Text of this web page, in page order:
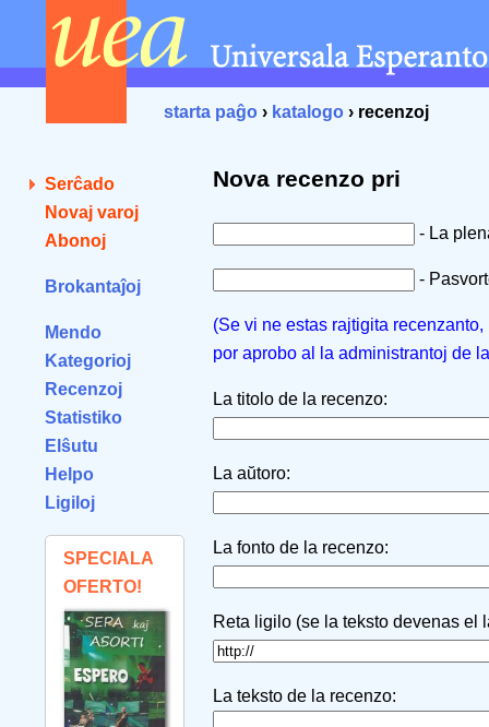
starta paĝo › katalogo › recenzoj
Serĉado
Novaj varoj
Abonoj
Brokantaĵoj
Mendo
Kategorioj
Recenzoj
Statistiko
Elŝutu
Helpo
Ligiloj
SPECIALA
OFERTO!
Nova recenzo pri
- La
-
(Se vi ne estas rajtigita
por aprobo al la administrantoj de
La titolo de la recenzo:
La aŭtoro:
La fonto de la recenzo:
Reta ligilo (se la teksto devenas el
La teksto de la recenzo: